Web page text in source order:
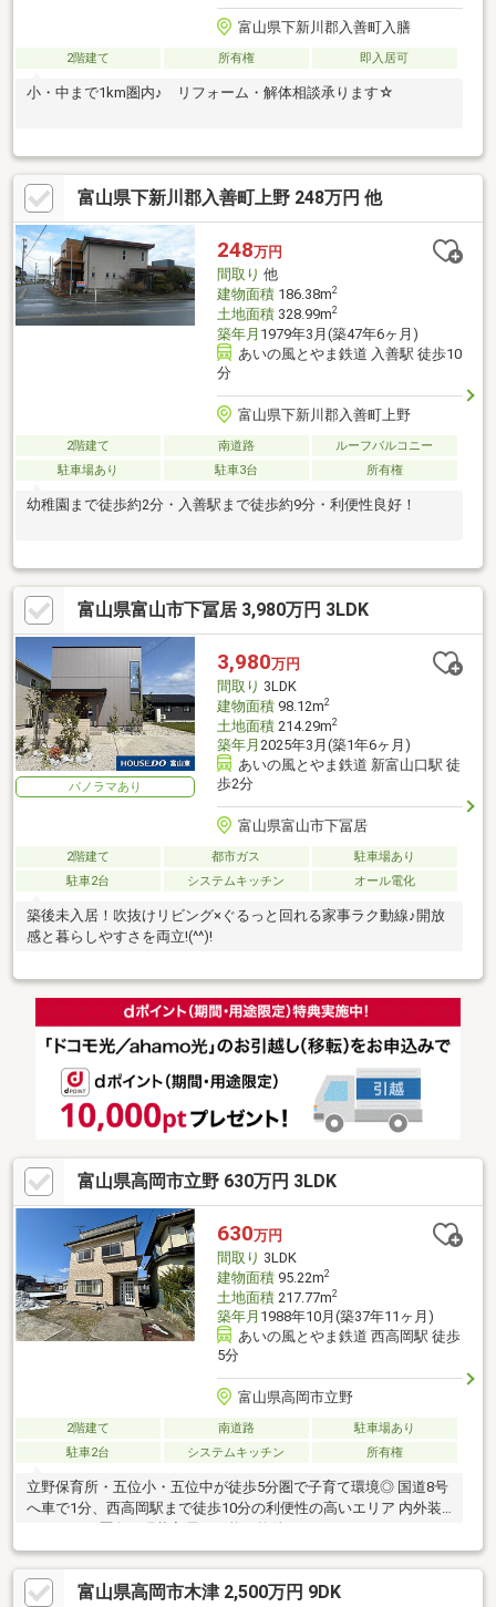
富山県下新川郡入善町入膳
2階建て 所有権 即入居可
小・中まで1km圏内♪ リフォーム・解体相談承ります☆
富山県下新川郡入善町上野 248万円 他
248万円
間取り 他
建物面積186.38m2
土地面積328.99m2
築年月 1979年3月(築47年6ヶ月)
あいの風とやま鉄道 入善駅 徒歩10
分
富山県下新川郡入善町上野
2階建て 南道路
ルーフバルコニー
駐車場あり
駐車3台 所有権
幼稚園まで徒歩約2分・入善駅まで徒歩約9分・利便性良好！
富山県富山市下冨居 3,980万円 3LDK
パノラマあり
3,980万円
間取り 3LDK
建物面積98.12m2
土地面積214.29m2
築年月 2025年3月(築1年6ヶ月)
あいの風とやま鉄道 新富山口駅 徒
歩2分
富山県富山市下冨居
2階建て 都市ガス
駐車場あり
駐車2台
システムキッチン オール電化
築後未入居！吹抜けリビング×ぐるっと回れる家事ラク動線♪開放
感と暮らしやすさを両立!(^^)!
富山県高岡市立野 630万円 3LDK
630万円
間取り 3LDK
建物面積95.22m2
土地面積217.77m2
築年月 1988年10月(築37年11ヶ月)
あいの風とやま鉄道 西高岡駅 徒歩
5分
富山県高岡市立野
2階建て 南道路
駐車場あり
駐車2台
システムキッチン 所有権
立野保育所・五位小・五位中が徒歩5分圏で子育て環境◎ 国道8号
へ車で1分、西高岡駅まで徒歩10分の利便性の高いエリア 内外装
富山県高岡市木津 2,500万円 9DK